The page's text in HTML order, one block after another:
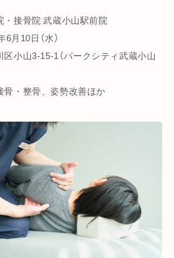
・接骨院 武蔵小山駅前院
月10日（水）
小山3-15-1（パークシティ武蔵小山
骨・整骨、姿勢改善ほか